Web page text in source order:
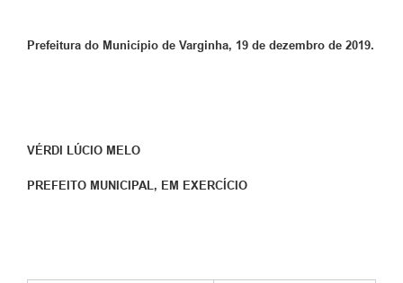
Prefeitura do Município de Varginha, 19 de dezembro de 2019.
VÉRDI LÚCIO MELO
PREFEITO MUNICIPAL, EM EXERCÍCIO